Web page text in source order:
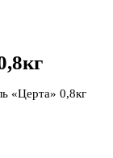
0,8кг